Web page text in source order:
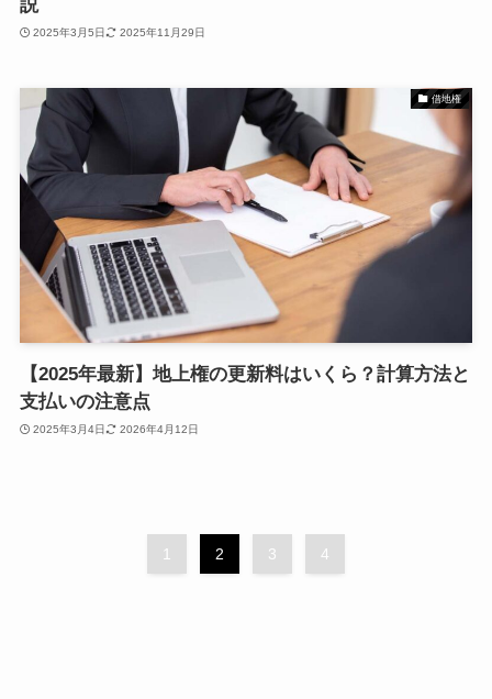
説
2025年3月5日 2025年11月29日
借地権
【2025年最新】地上権の更新料はいくら？計算方法と
支払いの注意点
2025年3月4日 2026年4月12日
1 2 3 4